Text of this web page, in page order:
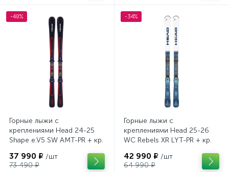
-48%
Горные лыжи с
креплениями Head 24-25
Shape e.V5 SW AMT-PR + кр.
37 990 ₽ /шт
73 490 ₽
-34%
Горные лыжи с
креплениями Head 25-26
WC Rebels XR LYT-PR + кр.
42 990 ₽ /шт
64 990 ₽